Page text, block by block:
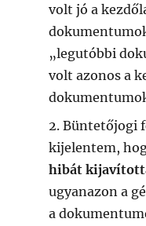
volt jó a
„legutóbbi
volt azonos a
2. Büntetőjogi
kijelentem,
hibát
ugyanazon a
a